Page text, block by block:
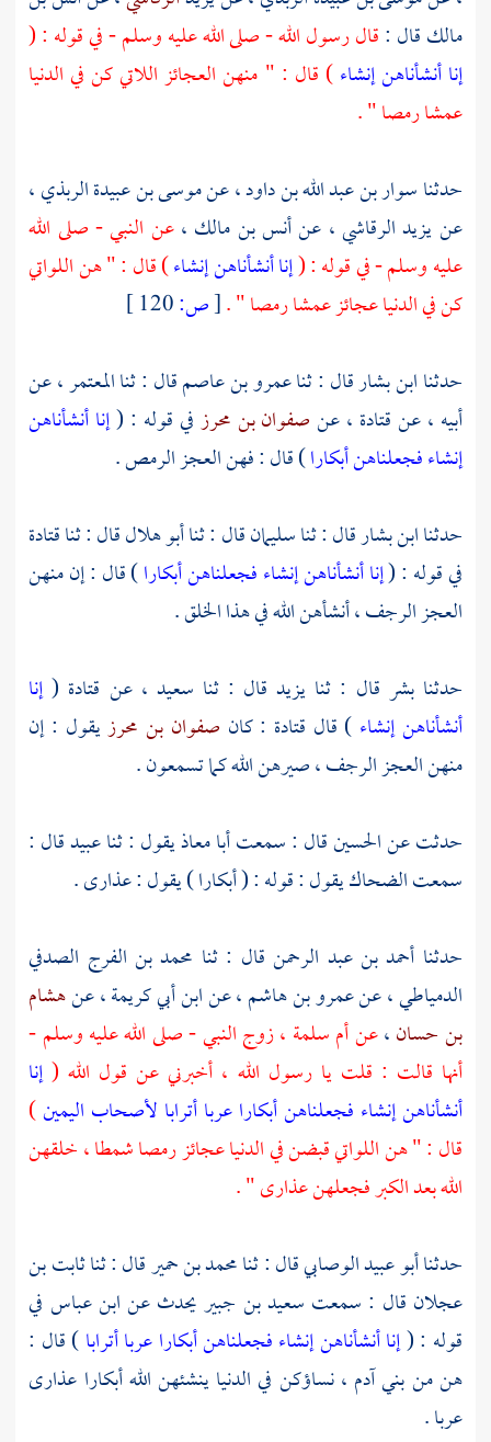
مالكقال :قال رسول الله - صلى الله عليه وسلم - في قوله : (
إنا أنشأناهن إنشاء) قال : " منهن العجائز اللاتي كن في الدنيا
عمشا رمصا " .
حدثناسوار بن عبد الله بن داود، عنموسى بن عبيدة الربذي،
عنيزيد الرقاشي، عنأنس بن مالك ،عن النبي - صلى الله
عليه وسلم - في قوله : (إنا أنشأناهن إنشاء) قال : " هن اللواتي
كن في الدنيا عجائز عمشا رمصا " .[ص:
حدثناابن بشارقال : ثناعمرو بن عاصمقال : ثناالمعتمر، عن
أبيه ، عنقتادة ، عنصفوان بن محرزفي قوله : (إنا أنشأناهن
إنشاء فجعلناهن أبكارا) قال : فهن العجز الرمص .
حدثناابن بشارقال : ثناسليمانقال : ثناأبو هلالقال : ثناقتادة
في قوله : (إنا أنشأناهن إنشاء فجعلناهن أبكارا) قال : إن منهن
العجز الرجف ، أنشأهن الله في هذا الخلق .
حدثنابشر قال : ثنا يزيد قال : ثنا سعيد ، عن قتادة (إنا
أنشأناهن إنشاء ) قال قتادة : كان صفوان بن محرزيقول : إن
منهن العجز الرجف ، صيرهن الله كما تسمعون .
حدثت عنالحسينقال : سمعتأبا معاذيقول : ثناعبيدقال :
سمعتالضحاكيقول : قوله : ( أبكارا ) يقول : عذارى .
حدثنا أحمد بن عبد الرحمن قال : ثنا محمد بن الفرج الصدفي
الدمياطي، عنعمرو بن هاشم، عنابن أبي كريمة، عنهشام
بن حسان،عنأم سلمة ،زوج النبي - صلى الله عليه وسلم -
أنها قالت : قلت يا رسول الله ، أخبرني عن قول الله (إنا
أنشأناهن إنشاء فجعلناهن أبكارا عربا أترابا لأصحاب اليمين)
قال : " هن اللواتي قبضن في الدنيا عجائز رمصا شمطا ، خلقهن
الله بعد الكبر فجعلهن عذارى " .
حدثناأبو عبيد الوصابيقال : ثنامحمد بن حميرقال : ثناثابت بن
عجلان قال : سمعت سعيد بن جبيريحدث عنابن عباس في
قوله : (إنا أنشأناهن إنشاء فجعلناهن أبكارا عربا أترابا) قال :
هن من بنيآدم ،نساؤكن في الدنيا ينشئهن الله أبكارا عذارى
عربا .